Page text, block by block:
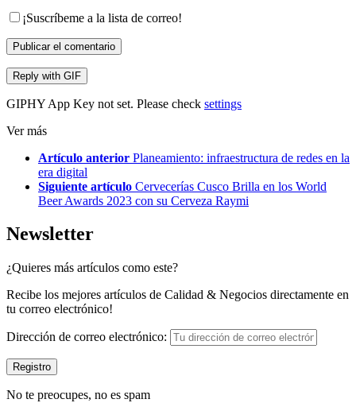
¡Suscríbeme a la lista de correo!
Publicar el comentario
Reply with GIF
GIPHY App Key not set. Please check settings
Ver más
Artículo anterior Planeamiento: infraestructura de redes en la
era digital
Siguiente artículo Cervecerías Cusco Brilla en los World
Beer Awards 2023 con su Cerveza Raymi
Newsletter
¿Quieres más artículos como este?
Recibe los mejores artículos de Calidad & Negocios directamente en
tu correo electrónico!
Dirección de correo electrónico:
No te preocupes, no es spam